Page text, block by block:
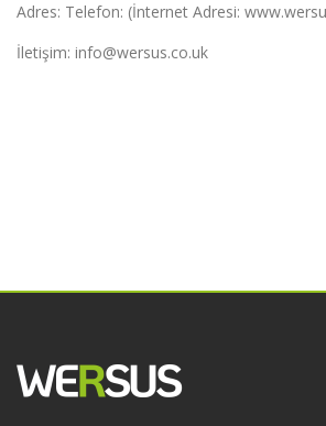
Adres: Telefon: (İnternet Adresi:
İletişim: info@wersus.co.uk